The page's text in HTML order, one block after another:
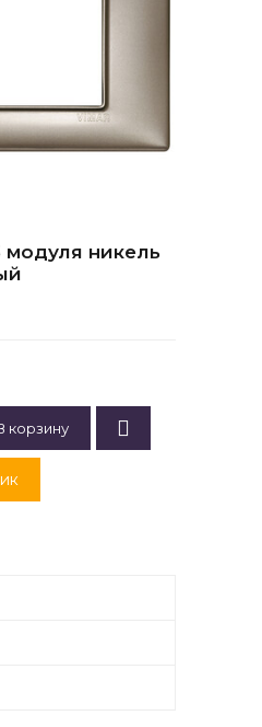
модуля никель